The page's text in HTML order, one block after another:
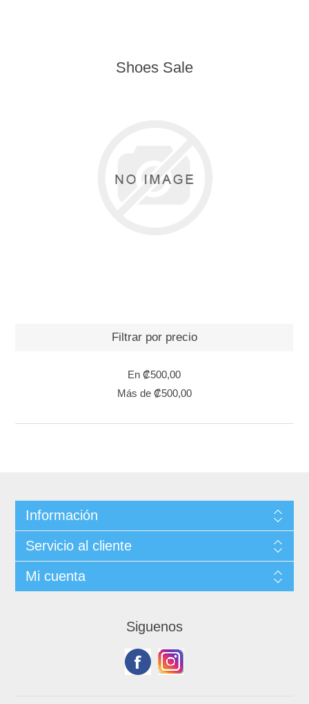
Shoes Sale
Filtrar por precio
En₡500,00
Más de ₡500,00
Información
Servicio al cliente
Mi cuenta
Siguenos